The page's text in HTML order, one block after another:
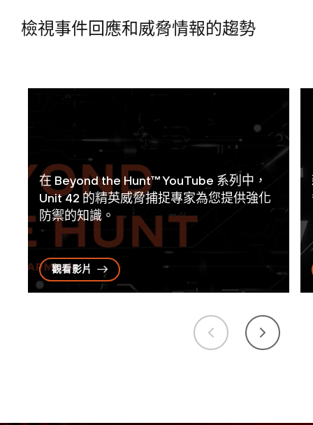
檢視事件回應和威脅情報的趨勢
在 Beyond the Hunt™ YouTube 系列中，
Unit 42 的精英威脅捕捉專家為您提供強化
防禦的知識。
觀看影片